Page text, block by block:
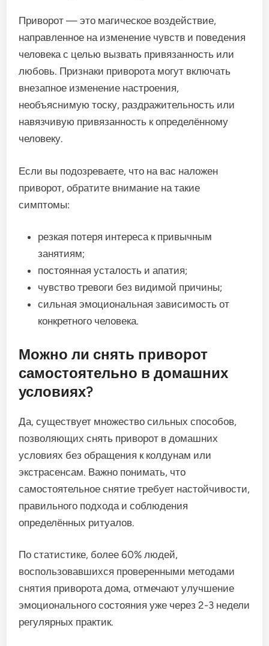
Приворот — это магическое воздействие,
направленное на изменение чувств и поведения
человека с целью вызвать привязанность или
любовь. Признаки приворота могут включать
внезапное изменение настроения,
необъяснимую тоску, раздражительность или
навязчивую привязанность к определённому
человеку.
Если вы подозреваете, что на вас наложен
приворот, обратите внимание на такие
симптомы:
резкая потеря интереса к привычным
занятиям;
постоянная усталость и апатия;
чувство тревоги без видимой причины;
сильная эмоциональная зависимость от
конкретного человека.
Можно ли снять приворот
самостоятельно в домашних
условиях?
Да, существует множество сильных способов,
позволяющих снять приворот в домашних
условиях без обращения к колдунам или
экстрасенсам. Важно понимать, что
самостоятельное снятие требует настойчивости,
правильного подхода и соблюдения
определённых ритуалов.
По статистике, более 60% людей,
воспользовавшихся проверенными методами
снятия приворота дома, отмечают улучшение
эмоционального состояния уже через 2-3 недели
регулярных практик.